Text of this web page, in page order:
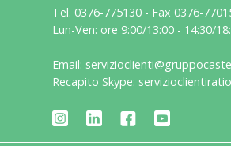
Tel. 0376-775130 - Fax 0376-
Lun-Ven: ore 9:00/13:00 - 14:30/
Email:
Recapito Skype: servizioclientiratio